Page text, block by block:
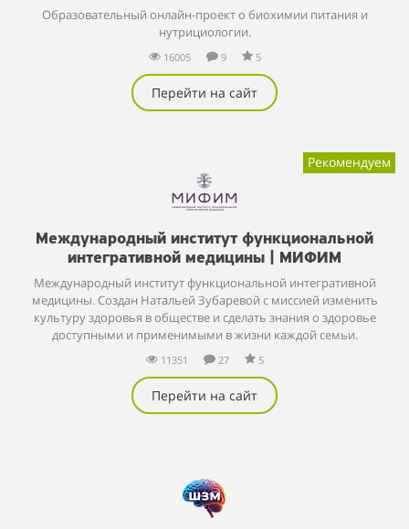
Образовательный онлайн-проект о биохимии питания и
нутрициологии.
16005 9 5
Перейти на сайт
Рекомендуем
Международный институт функциональной
интегративной медицины | МИФИМ
Международный институт функциональной интегративной
медицины. Создан Натальей Зубаревой с миссией изменить
культуру здоровья в обществе и сделать знания о здоровье
доступными и применимыми в жизни каждой семьи.
11351 27 5
Перейти на сайт